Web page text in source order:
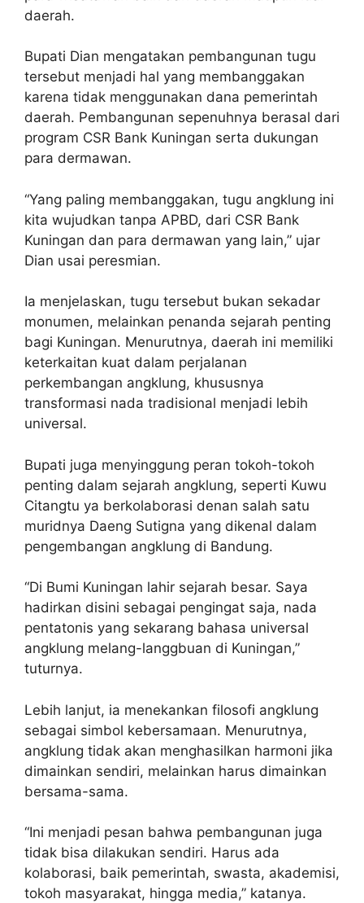
daerah.
Bupati Dian mengatakan pembangunan tugu
tersebut menjadi hal yang membanggakan
karena tidak menggunakan dana pemerintah
daerah. Pembangunan sepenuhnya berasal dari
program CSR Bank Kuningan serta dukungan
para dermawan.
“Yang paling membanggakan, tugu angklung ini
kita wujudkan tanpa APBD, dari CSR Bank
Kuningan dan para dermawan yang lain,” ujar
Dian usai peresmian.
Ia menjelaskan, tugu tersebut bukan sekadar
monumen, melainkan penanda sejarah penting
bagi Kuningan. Menurutnya, daerah ini memiliki
keterkaitan kuat dalam perjalanan
perkembangan angklung, khususnya
transformasi nada tradisional menjadi lebih
universal.
Bupati juga menyinggung peran tokoh-tokoh
penting dalam sejarah angklung, seperti Kuwu
Citangtu ya berkolaborasi denan salah satu
muridnya Daeng Sutigna yang dikenal dalam
pengembangan angklung di Bandung.
“Di Bumi Kuningan lahir sejarah besar. Saya
hadirkan disini sebagai pengingat saja, nada
pentatonis yang sekarang bahasa universal
angklung melang-langgbuan di Kuningan,”
tuturnya.
Lebih lanjut, ia menekankan filosofi angklung
sebagai simbol kebersamaan. Menurutnya,
angklung tidak akan menghasilkan harmoni jika
dimainkan sendiri, melainkan harus dimainkan
bersama-sama.
“Ini menjadi pesan bahwa pembangunan juga
tidak bisa dilakukan sendiri. Harus ada
kolaborasi, baik pemerintah, swasta, akademisi,
tokoh masyarakat, hingga media,” katanya.